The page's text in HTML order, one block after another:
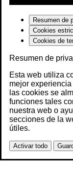
Resumen de
Cookies
Cookies de
Resumen de
Esta web utiliza
mejor
las cookies se
funciones tales
nuestra web o
secciones de la
útiles.
Activar todo